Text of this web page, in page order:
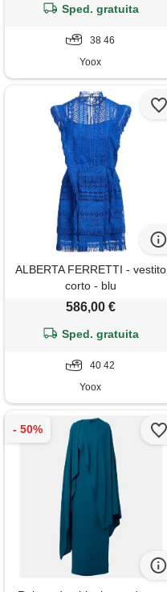
Sped. gratuita
38 46
Yoox
ALBERTA FERRETTI - vestito
corto - blu
586,00 €
Sped. gratuita
40 42
Yoox